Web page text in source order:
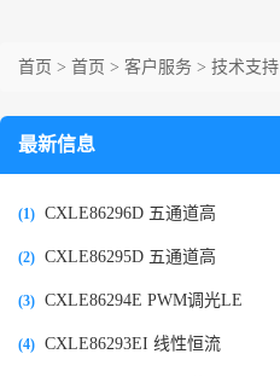
首页 > 首页 > 客户服务 > 技术支持
最新信息
(1) CXLE86296D 五通道高
(2) CXLE86295D 五通道高
(3) CXLE86294E PWM调光LE
(4) CXLE86293EI 线性恒流